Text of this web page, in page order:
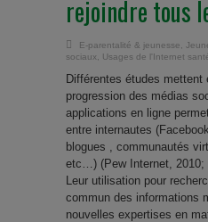
rejoindre tous
E-parentalité & jeunesse
sociaux
Usages de l'Internet
Différentes études mettent
progression des médias
applications en ligne
entre internautes
blogues , communautés
etc…) (Pew Internet, 2010;
Leur utilisation pour
commun des informations
nouvelles expertises en